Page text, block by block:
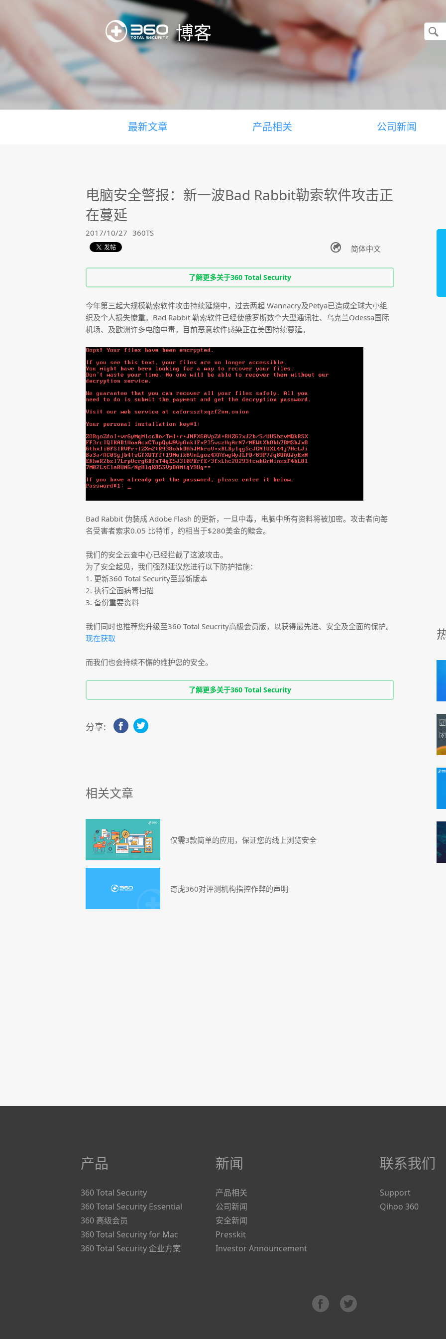
博客
最新文章 产品相关 公司新闻
电脑安全警报：新一波Bad Rabbit勒索软件攻击正
在蔓延
2017/10/27 360TS
了解更多关于360 Total Security
今年第三起大规模勒索软件攻击持续延烧中，过去两起 Wannacry及Petya已造成全球大小组
织及个人损失惨重。Bad Rabbit 勒索软件已经使俄罗斯数个大型通讯社、乌克兰Odessa国际
机场、及欧洲许多电脑中毒，目前恶意软件感染正在美国持续蔓延。
Bad Rabbit 伪装成 Adobe Flash 的更新，一旦中毒，电脑中所有资料将被加密。攻击者向每
名受害者索求0.05 比特币，约相当于$280美金的赎金。
我们的安全云查中心已经拦截了这波攻击。
为了安全起见，我们强烈建议您进行以下防护措施：
1. 更新360 Total Security至最新版本
2. 执行全面病毒扫描
3. 备份重要资料
我们同时也推荐您升级至360 Total Seucrity高級会员版，以获得最先进、安全及全面的保护。
现在获取
而我们也会持续不懈的维护您的安全。
了解更多关于360 Total Security
分享:
相关文章
仅需3款简单的应用，保证您的线上浏览安全
奇虎360对评测机构指控作弊的声明
产品
360 Total Security
360 Total Security Essential
360 高级会员
360 Total Security for Mac
360 Total Security 企业方案
新闻
产品相关
公司新闻
安全新闻
Presskit
Investor Announcement
联系我们
Support
Qihoo 360